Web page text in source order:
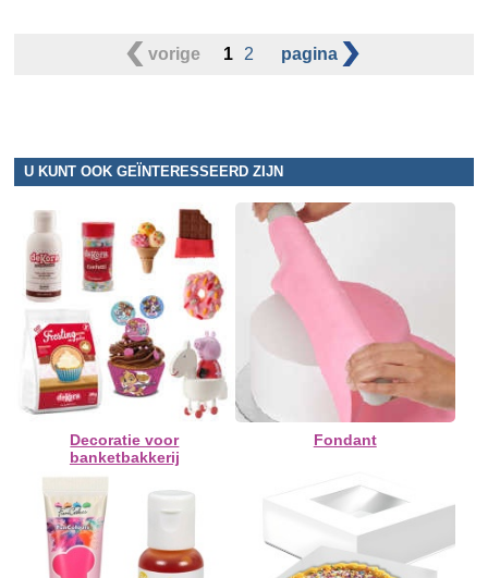
vorige 1 2 pagina
U KUNT OOK GEÏNTERESSEERD ZIJN
Decoratie voor
banketbakkerij
Fondant